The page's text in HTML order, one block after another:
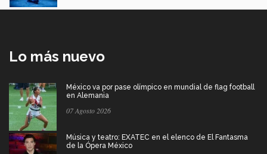
Lo más nuevo
México va por pase olímpico en mundial de flag football
en Alemania
07 Agosto 2026
Música y teatro: EXATEC en el elenco de El Fantasma
de la Ópera México